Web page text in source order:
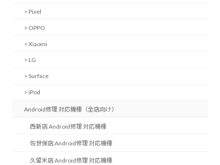
> Pixel
> OPPO
> Xiaomi
> LG
> Surface
> iPod
Android修理 対応機種（全店向け）
西新店 Android修理 対応機種
佐世保店 Android修理 対応機種
久留米店 Android修理 対応機種